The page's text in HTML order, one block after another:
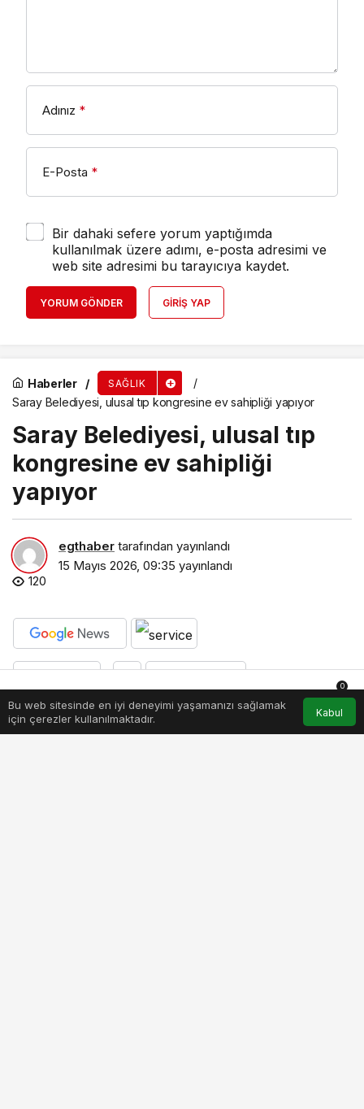
Adınız *
E-Posta *
Bir dahaki sefere yorum yaptığımda
kullanılmak üzere adımı, e-posta adresimi ve
web site adresimi bu tarayıcıya kaydet.
YORUM GÖNDER GIRIŞ YAP
Haberler SAĞLIK
Saray Belediyesi, ulusal tıp kongresine ev sahipliği yapıyor
Saray Belediyesi, ulusal tıp
kongresine ev sahipliği
yapıyor
egthaber tarafından yayınlandı
15 Mayıs 2026, 09:35 yayınlandı
120
PAYLAŞ
Saray Belediyesi, mide kanseri alanında düzenlenen önemli bir
tıp kongresine ev sahipliği yapıyor. Saray Atatürk Kültür
Bu web sitesinde en iyi deneyimi yaşamanızı sağlamak
için çerezler kullanılmaktadır.
Kabul
Anasayfa Akış Hesabım Bildirimler
0